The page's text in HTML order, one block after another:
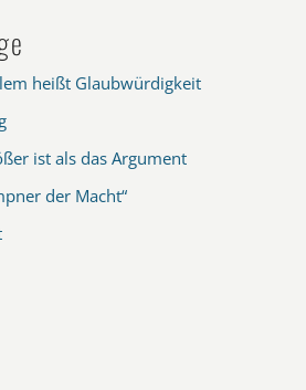
heißt Glaubwürdigkeit
ist als das Argument
der Macht“